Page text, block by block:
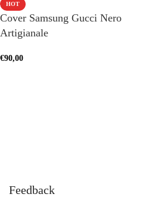
HOT
Cover Samsung Gucci Nero
Artigianale
€90,00
Feedback